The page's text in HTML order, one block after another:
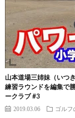
山本道場三姉妹（いつ
練習ラウンドを編集で
ークラブ #3
2019.03.06 ゴルフ